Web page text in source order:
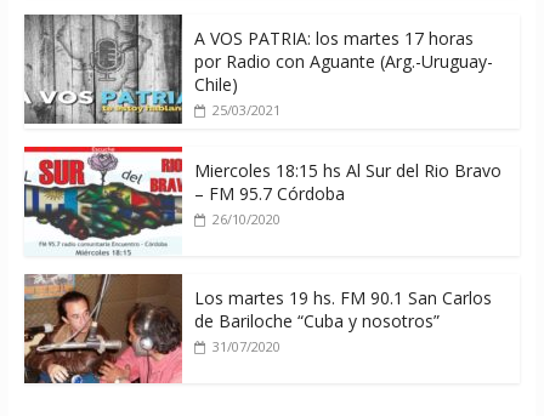
A VOS PATRIA: los martes 17 horas
por Radio con Aguante (Arg.-Uruguay-
Chile)
25/03/2021
Miercoles 18:15 hs Al Sur del Rio Bravo
– FM 95.7 Córdoba
26/10/2020
Los martes 19 hs. FM 90.1 San Carlos
de Bariloche “Cuba y nosotros”
31/07/2020